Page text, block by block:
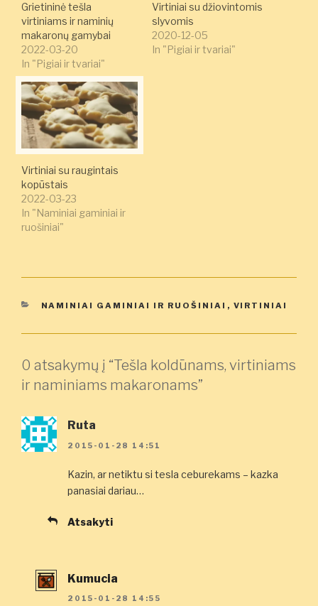
Grietininė tešla
virtiniams ir naminių
makaronų gamybai
2022-03-20
In "Pigiai ir tvariai"
Virtiniai su džiovintomis
slyvomis
2020-12-05
In "Pigiai ir tvariai"
Virtiniai su raugintais
kopūstais
2022-03-23
In "Naminiai gaminiai ir
ruošiniai"
KATEGORIJOS
NAMINIAI GAMINIAI IR RUOŠINIAI , VIRTINIAI
0 atsakymų į “Tešla koldūnams, virtiniams
ir naminiams makaronams”
Ruta
2015-01-28 14:51
Kazin, ar netiktu si tesla ceburekams – kazka
panasiai dariau…
Atsakyti
Kumucia
2015-01-28 14:55